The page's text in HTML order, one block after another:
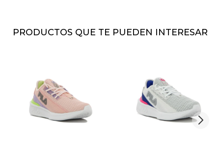
PRODUCTOS QUE TE PUEDEN INTERESAR